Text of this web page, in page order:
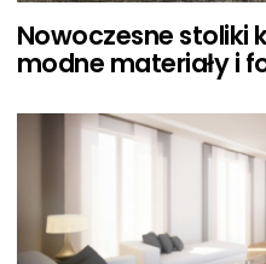
Nowoczesne stoliki
modne materiały i